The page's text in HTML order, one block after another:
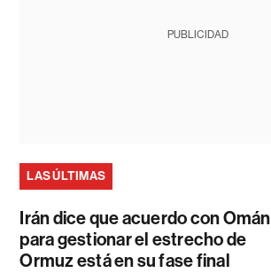
PUBLICIDAD
LAS ÚLTIMAS
Irán dice que acuerdo con Omán
para gestionar el estrecho de
Ormuz está en su fase final